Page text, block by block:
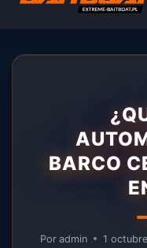
BARCO
Por admin 1